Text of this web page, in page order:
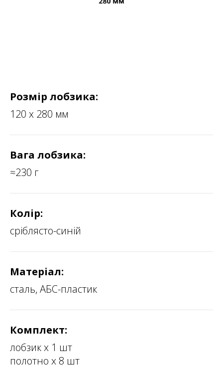
Розмір лобзика:
120 х 280 мм
Вага лобзика:
≈230 г
Колір:
сріблясто-синій
Матеріал:
сталь, АБС-пластик
Комплект:
лобзик х 1 шт
полотно х 8 шт